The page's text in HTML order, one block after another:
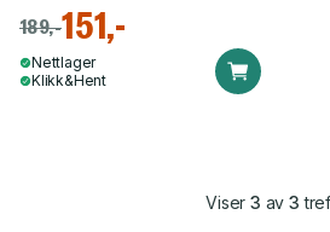
189,-151,-
Nettlager
Klikk&Hent
Viser3 av 3